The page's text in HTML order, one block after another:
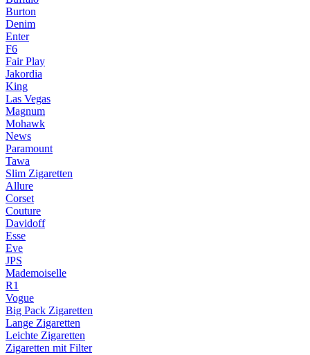
Burton
Denim
Enter
F6
Fair Play
Jakordia
King
Las Vegas
Magnum
Mohawk
News
Paramount
Tawa
Slim Zigaretten
Allure
Corset
Couture
Davidoff
Esse
Eve
JPS
Mademoiselle
R1
Vogue
Big Pack Zigaretten
Lange Zigaretten
Leichte Zigaretten
Zigaretten mit Filter